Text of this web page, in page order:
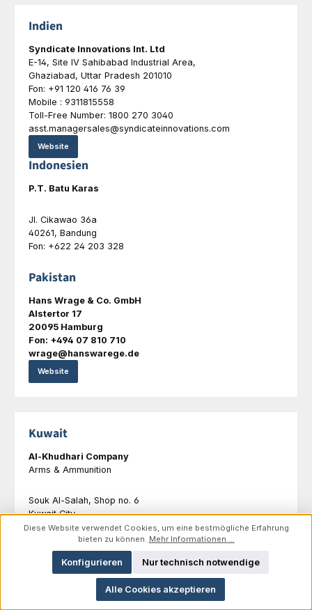
Indien
Syndicate Innovations Int. Ltd
E-14, Site IV Sahibabad Industrial Area,
Ghaziabad, Uttar Pradesh 201010
Fon: +91 120 416 76 39
Mobile : 9311815558
Toll-Free Number: 1800 270 3040
asst.managersales@syndicateinnovations.com
Website
Indonesien
P.T. Batu Karas
Jl. Cikawao 36a
40261, Bandung
Fon: +622 24 203 328
Pakistan
Hans Wrage & Co. GmbH
Alstertor 17
20095 Hamburg
Fon: +494 07 810 710
wrage@hanswarege.de
Website
Kuwait
Al-Khudhari Company
Arms & Ammunition
Souk Al-Salah, Shop no. 6
Kuwait City
Fon: +96522420421
Discovery-2003@hotmail.com
Website
Diese Website verwendet Cookies, um eine bestmögliche Erfahrung
bieten zu können. Mehr Informationen ...
Nur technisch notwendige
Konfigurieren
Alle Cookies akzeptieren